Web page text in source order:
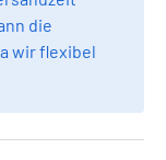
die
wir flexibel